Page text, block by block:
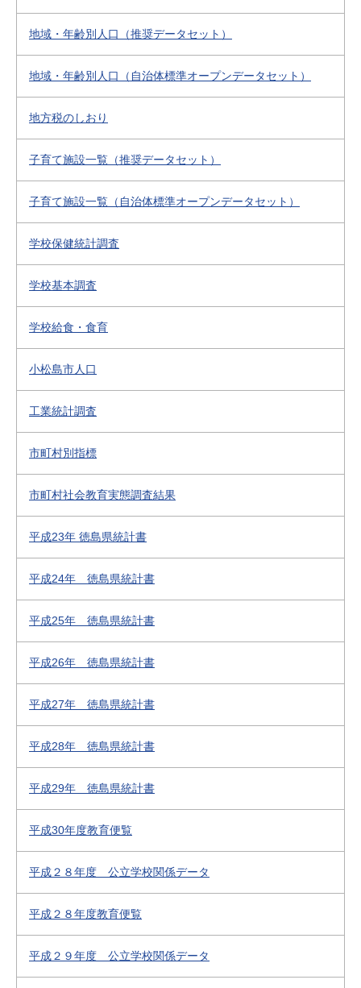
地域・年齢別人口（推奨データセット）
地域・年齢別人口（自治体標準オープンデータセット）
地方税のしおり
子育て施設一覧（推奨データセット）
子育て施設一覧（自治体標準オープンデータセット）
学校保健統計調査
学校基本調査
学校給食・食育
小松島市人口
工業統計調査
市町村別指標
市町村社会教育実態調査結果
平成23年 徳島県統計書
平成24年 徳島県統計書
平成25年 徳島県統計書
平成26年 徳島県統計書
平成27年 徳島県統計書
平成28年 徳島県統計書
平成29年 徳島県統計書
平成30年度教育便覧
平成２８年度 公立学校関係データ
平成２８年度教育便覧
平成２９年度 公立学校関係データ